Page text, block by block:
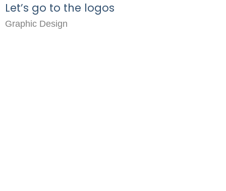
Let’s go to the logos
Graphic Design